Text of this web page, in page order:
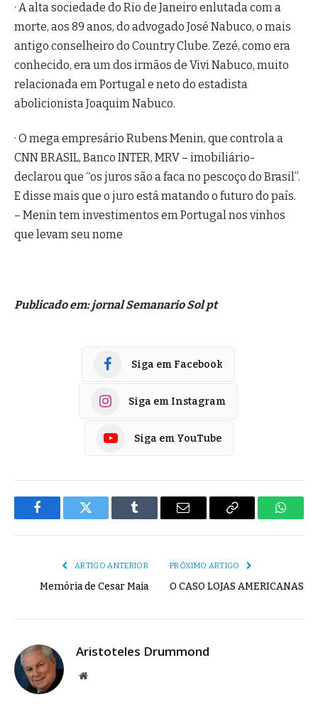
· A alta sociedade do Rio de Janeiro enlutada com a
morte, aos 89 anos, do advogado José Nabuco, o mais
antigo conselheiro do Country Clube. Zezé, como era
conhecido, era um dos irmãos de Vivi Nabuco, muito
relacionada em Portugal e neto do estadista
abolicionista Joaquim Nabuco.
· O mega empresário Rubens Menin, que controla a
CNN BRASIL, Banco INTER, MRV – imobiliário-
declarou que “os juros são a faca no pescoço do Brasil”.
E disse mais que o juro está matando o futuro do país.
– Menin tem investimentos em Portugal nos vinhos
que levam seu nome
Publicado em: jornal Semanario Sol pt
Siga em Facebook
Siga em Instagram
Siga em YouTube
FacebookTwitter Tumblr
E-
Copiar
ARTIGO ANTERIOR
Memória de Cesar Maia
PRÓXIMO ARTIGO
O CASO LOJAS AMERICANAS
Aristoteles Drummond
Site